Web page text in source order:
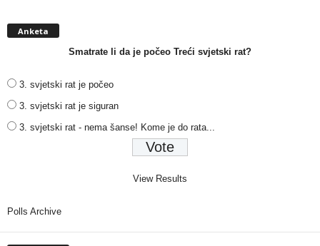
Anketa
Smatrate li da je počeo Treći svjetski rat?
3. svjetski rat je počeo
3. svjetski rat je siguran
3. svjetski rat - nema šanse! Kome je do rata...
View Results
Polls Archive